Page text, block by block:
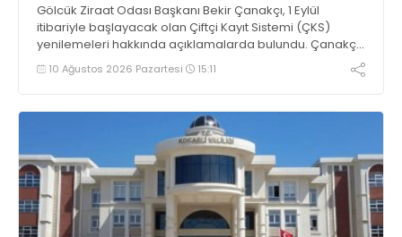
Gölcük Ziraat Odası Başkanı Bekir Çanakçı, 1 Eylül
itibariyle başlayacak olan Çiftçi Kayıt Sistemi (ÇKS)
yenilemeleri hakkında açıklamalarda bulundu. Çanakçı,
“Çiftçi Kayıt Sistemi formatı, yaygınlaşması ve etki alanı
her yıl artarak devam etmektedir” dedi
10 Ağustos 2026 Pazartesi 15:11